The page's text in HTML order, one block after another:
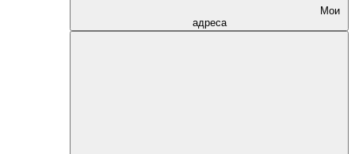
Мои
адреса